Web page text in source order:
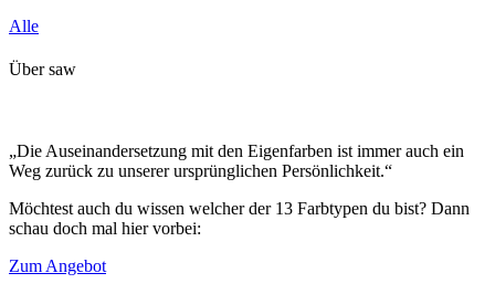
Alle
Über saw
„Die Auseinandersetzung mit den Eigenfarben ist immer auch ein
Weg zurück zu unserer ursprünglichen Persönlichkeit.“
Möchtest auch du wissen welcher der 13 Farbtypen du bist? Dann
schau doch mal hier vorbei:
Zum Angebot